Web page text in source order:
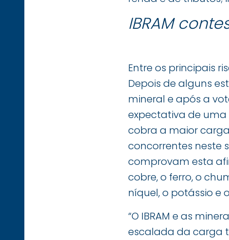
IBRAM
Entre os principais
Depois de alguns
mineral e após a
expectativa de uma
cobra a maior
concorrentes neste
comprovam esta
cobre, o ferro, o
níquel, o potássio e
“O IBRAM e as
escalada da carga